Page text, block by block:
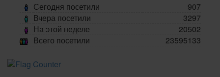
Сегодня посетили
907
Вчера посетили
3297
На этой неделе
20502
Всего посетили
23595133